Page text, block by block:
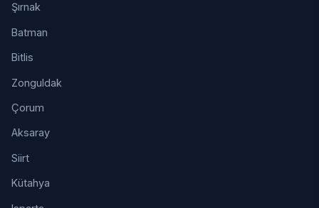
Şırnak
Batman
Bitlis
Zonguldak
Çorum
Aksaray
Siirt
Kütahya